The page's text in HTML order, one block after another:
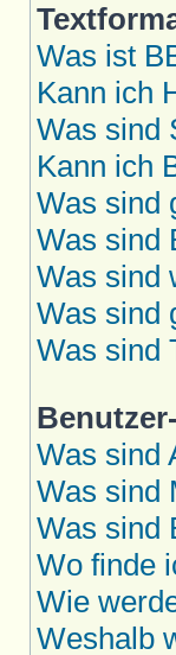
Was ist
Kann ich
Was sind
Kann ich
Was sind
Was sind
Was sind
Was sind
Was sind
Was sind
Was sind
Was sind
Wo finde
Wie
Weshalb